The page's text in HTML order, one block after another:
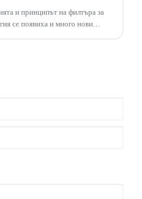
и принципът на филтъра за
се появиха и много нови